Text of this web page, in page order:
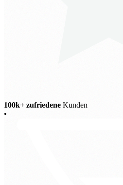
100k+ zufriedene Kunden
•